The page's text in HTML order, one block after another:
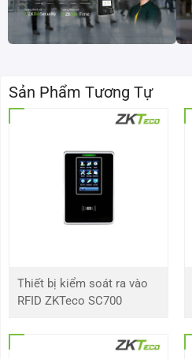
Sản Phẩm Tương Tự
Thiết bị kiểm soát ra vào
RFID ZKTeco SC700